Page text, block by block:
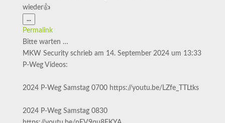
wieder👍
...Diese
Metabox
Permalink
Bitte warten …
MKW Security schrieb am 14. September 2024 um 13:33
P-Weg Videos:
2024 P-Weg Samstag 0700 https://youtu.be/LZfe_TTLtks
2024 P-Weg Samstag 0830